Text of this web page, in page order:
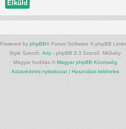
Powered by phpBB® Forum Software © phpBB
Style Szerző: Arty - phpBB 3.3 Szerző: MrGaby
Magyar fordítás © Magyar phpBB Közösség
Adatvédelmi nyilatkozat| Használati feltételek